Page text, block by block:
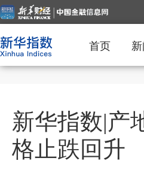
首页
新华指数|产
格止跌回升